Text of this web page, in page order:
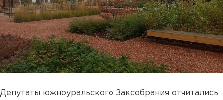
Депутаты южноуральского Заксобрания отчитались